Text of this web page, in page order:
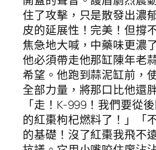
住了攻擊，只是散發出濃
皮的延展性！完美！但撐
焦急地大喊，中藥味更濃
他必須帶走他那缸陳年老
希望。他跑到蒜泥缸前，
全部力量，將那口比他還
「走！K-999！我們要從
的紅棗枸杞燃料了！」「
的基礎！沒了紅棗我飛不